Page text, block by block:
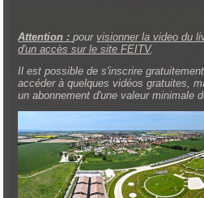
Attention : pourvisionner la video du
d'un accès sur le site FEITV.
Il est possible de s'inscrire
accéder à quelques vidéos gratuites,
un abonnement d'une valeur minimale